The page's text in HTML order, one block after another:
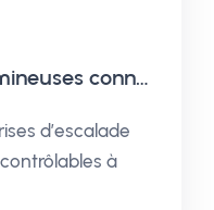
Prises d’escalades lumineuses connectées
d’escalade
à